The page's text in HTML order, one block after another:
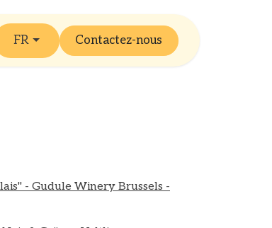
FR Contactez-nous
- Gudule Winery Brussels -